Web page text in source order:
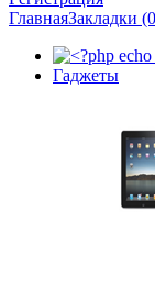
ГлавнаяЗакладки
Гаджеты